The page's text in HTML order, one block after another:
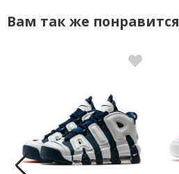
Вам так же понравится